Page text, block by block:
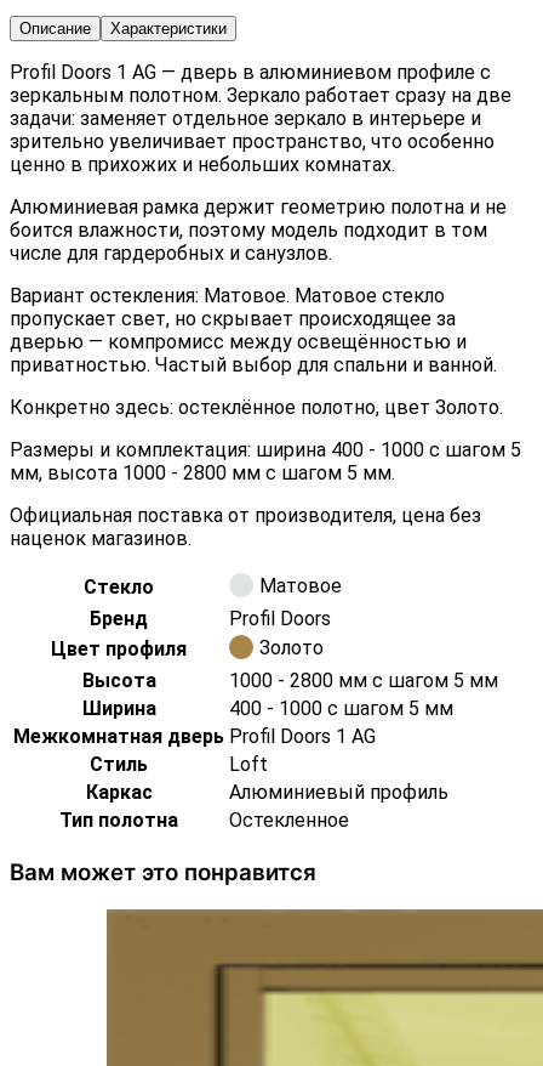
Описание Характеристики
Profil Doors 1 AG — дверь в алюминиевом профиле с
зеркальным полотном. Зеркало работает сразу на две
задачи: заменяет отдельное зеркало в интерьере и
зрительно увеличивает пространство, что особенно
ценно в прихожих и небольших комнатах.
Алюминиевая рамка держит геометрию полотна и не
боится влажности, поэтому модель подходит в том
числе для гардеробных и санузлов.
Вариант остекления: Матовое. Матовое стекло
пропускает свет, но скрывает происходящее за
дверью — компромисс между освещённостью и
приватностью. Частый выбор для спальни и ванной.
Конкретно здесь: остеклённое полотно, цвет Золото.
Размеры и комплектация: ширина 400 - 1000 с шагом 5
мм, высота 1000 - 2800 мм с шагом 5 мм.
Официальная поставка от производителя, цена без
наценок магазинов.
Стекло
Матовое
Бренд
Profil Doors
Цвет профиля
Золото
Высота
1000 - 2800 мм с шагом 5 мм
Ширина
400 - 1000 с шагом 5 мм
Межкомнатная дверь Profil Doors 1 AG
Стиль
Loft
Каркас
Алюминиевый профиль
Тип полотна
Остекленное
Вам может это понравится